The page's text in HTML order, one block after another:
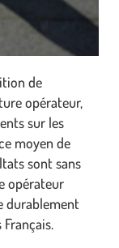
de
opérateur,
sur les
moyen de
sont sans
opérateur
durablement